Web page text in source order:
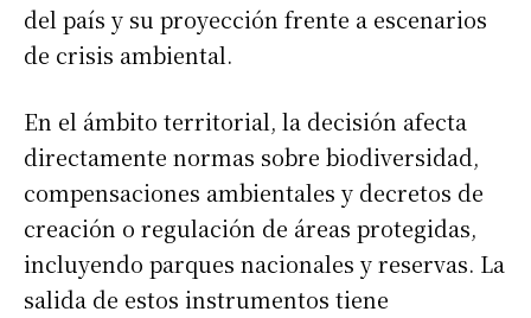
del país y su proyección frente a escenarios
de crisis ambiental.
En el ámbito territorial, la decisión afecta
directamente normas sobre biodiversidad,
compensaciones ambientales y decretos de
creación o regulación de áreas protegidas,
incluyendo parques nacionales y reservas. La
salida de estos instrumentos tiene